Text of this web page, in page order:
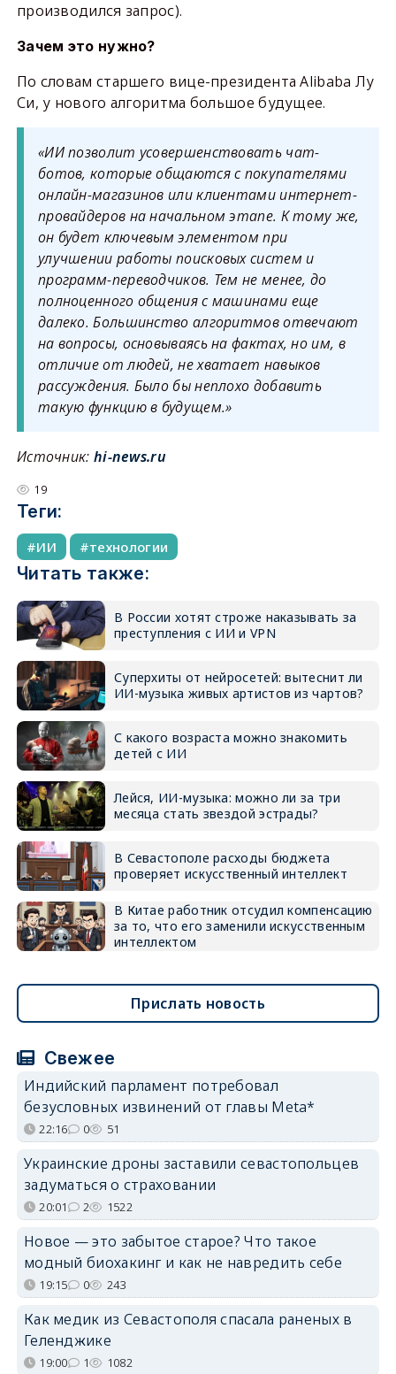
производился запрос).
Зачем это нужно?
По словам старшего вице-президента Alibaba Лу
Си, у нового алгоритма большое будущее.
«ИИ позволит усовершенствовать чат-
ботов, которые общаются с покупателями
онлайн-магазинов или клиентами интернет-
провайдеров на начальном этапе. К тому же,
он будет ключевым элементом при
улучшении работы поисковых систем и
программ-переводчиков. Тем не менее, до
полноценного общения с машинами еще
далеко. Большинство алгоритмов отвечают
на вопросы, основываясь на фактах, но им, в
отличие от людей, не хватает навыков
рассуждения. Было бы неплохо добавить
такую функцию в будущем.»
Источник: hi-news.ru
19
Теги:
ИИ технологии
Читать также:
В России хотят строже наказывать за
преступления с ИИ и VPN
Суперхиты от нейросетей: вытеснит ли
ИИ-музыка живых артистов из чартов?
С какого возраста можно знакомить
детей с ИИ
Лейся, ИИ-музыка: можно ли за три
месяца стать звездой эстрады?
В Севастополе расходы бюджета
проверяет искусственный интеллект
В Китае работник отсудил компенсацию
за то, что его заменили искусственным
интеллектом
Прислать новость
Свежее
Индийский парламент потребовал
безусловных извинений от главы Meta*
22:16 0 51
Украинские дроны заставили севастопольцев
задуматься о страховании
20:01 2 1522
Новое — это забытое старое? Что такое
модный биохакинг и как не навредить себе
19:15 0 243
Как медик из Севастополя спасала раненых в
Геленджике
19:00 1 1082